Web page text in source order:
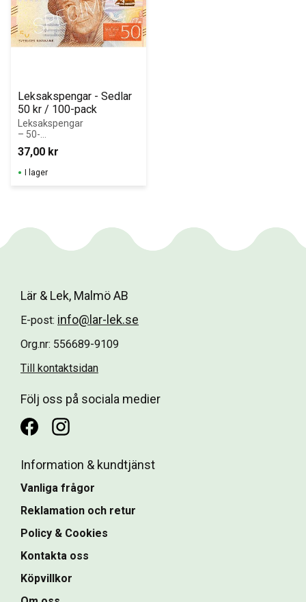
Leksakspengar - Sedlar
50 kr / 100-pack
Leksakspengar
– 50-
kronorssedlar i
block (100 st)
37,00 kr
I lager
Lär & Lek, Malmö AB
E-post: info@lar-lek.se
Org.nr: 556689-9109
Till kontaktsidan
Följ oss på sociala medier
Information & kundtjänst
Vanliga frågor
Reklamation och retur
Policy & Cookies
Kontakta oss
Köpvillkor